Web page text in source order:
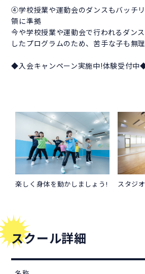
④学校授業や運動会のダンスもバッチ
領に準拠
今や学校授業や運動会で行われるダン
したプログラムのため、苦手な子も無
◆入会キャンペーン実施中!体験受付中
楽しく身体を動かしましょう! スタジオ
スクール詳細